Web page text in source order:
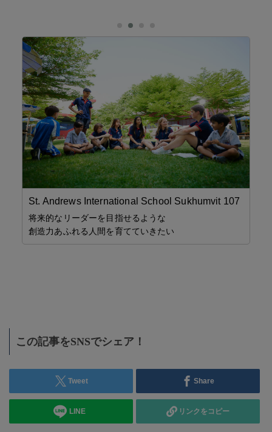
St. Andrews International School Sukhumvit 107
将来的なリーダーを目指せるような
創造力あふれる人間を育てていきたい
この記事をSNSでシェア！
Tweet Share
LINE リンクをコピー